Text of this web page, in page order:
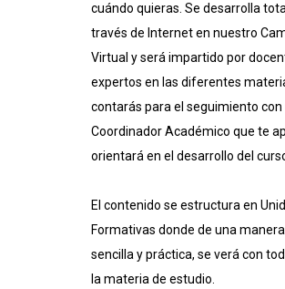
cuándo quieras. Se desarrolla
través de Internet en nuestro
Virtual y será impartido por
expertos en las diferentes
contarás para el seguimiento con
Coordinador Académico que te
orientará en el desarrollo del
El contenido se estructura en
Formativas donde de una
sencilla y práctica, se verá con
la materia de estudio.